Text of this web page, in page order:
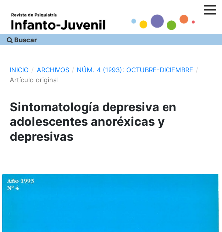
Buscar
INICIO / ARCHIVOS / NÚM. 4 (1993): OCTUBRE-DICIEMBRE /
Artículo original
Sintomatología depresiva en
adolescentes anoréxicas y
depresivas